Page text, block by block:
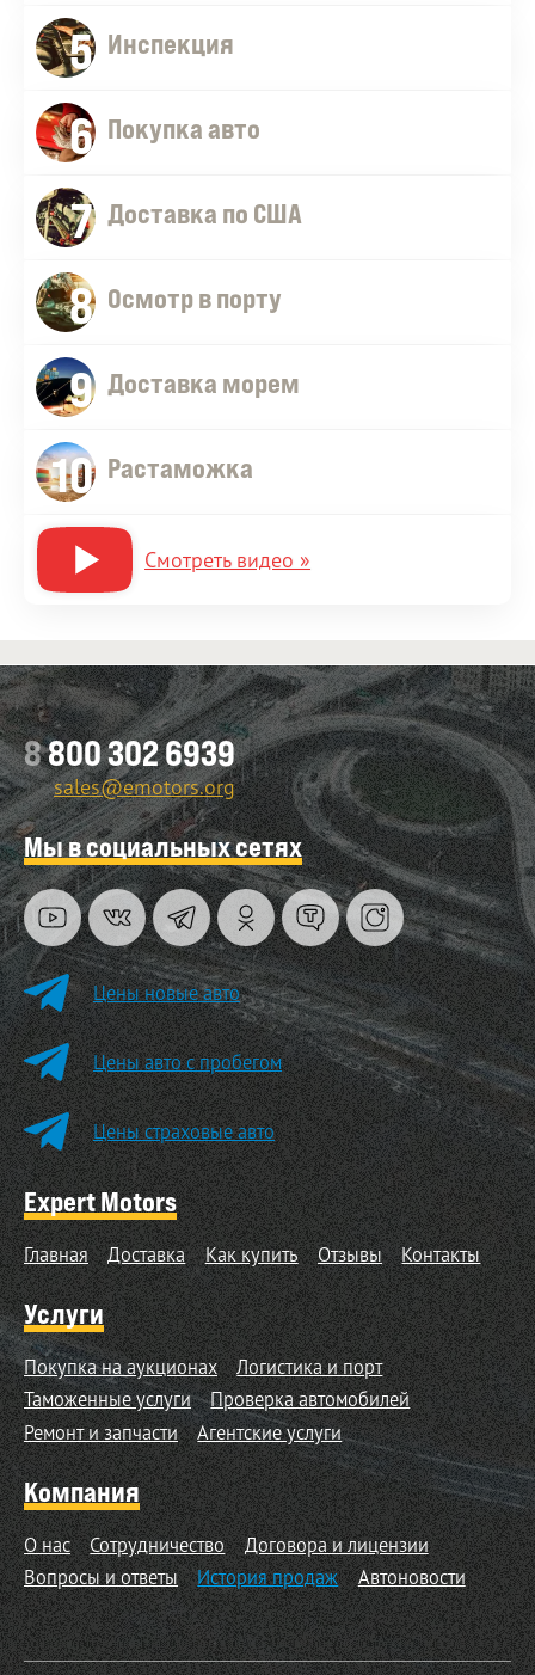
5 Инспекция
6 Покупка авто
7 Доставка по США
8 Осмотр в порту
9 Доставка морем
10 Растаможка
Смотреть видео »
8800 302 6939
sales@emotors.org
Мы в социальных сетях
Цены новые авто
Цены авто с пробегом
Цены страховые авто
Expert Motors
Главная Доставка Как купить Отзывы Контакты
Услуги
Покупка на аукционах
Логистика и порт
Таможенные услуги
Проверка автомобилей
Ремонт и запчасти
Агентские услуги
Компания
О нас Сотрудничество
Договора и лицензии
Вопросы и ответы
История продаж Автоновости